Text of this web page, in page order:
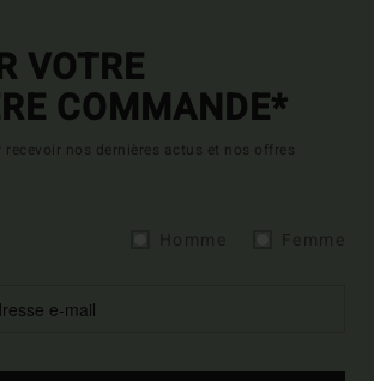
VOTRE
COMMANDE*
recevoir nos dernières actus et nos offres